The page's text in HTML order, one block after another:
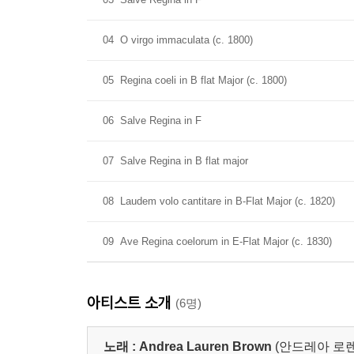
04 O virgo immaculata (c. 1800)
05 Regina coeli in B flat Major (c. 1800)
06 Salve Regina in F
07 Salve Regina in B flat major
08 Laudem volo cantitare in B-Flat Major (c. 1820)
09 Ave Regina coelorum in E-Flat Major (c. 1830)
아티스트 소개 (6명)
노래 : Andrea Lauren Brown (안드레아 로